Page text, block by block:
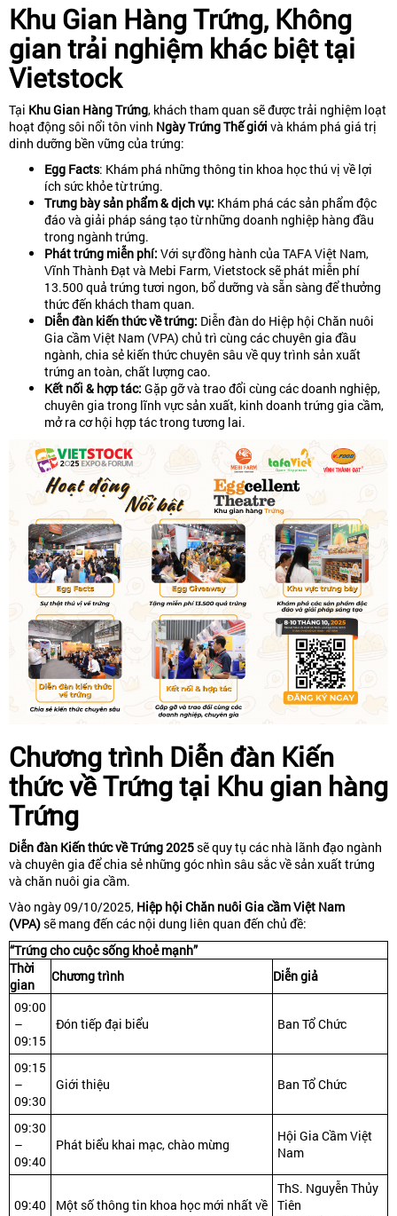
Khu Gian Hàng Trứng, Không
gian trải nghiệm khác biệt tại
Vietstock
Tại Khu Gian Hàng Trứng, khách tham quan sẽ được trải nghiệm loạt
hoạt động sôi nổi tôn vinh Ngày Trứng Thế giới và khám phá giá trị
dinh dưỡng bền vững của trứng:
Egg Facts: Khám phá những thông tin khoa học thú vị về lợi
ích sức khỏe từ trứng.
Trưng bày sản phẩm & dịch vụ: Khám phá các sản phẩm độc
đáo và giải pháp sáng tạo từ những doanh nghiệp hàng đầu
trong ngành trứng.
Phát trứng miễn phí: Với sự đồng hành của TAFA Việt Nam,
Vĩnh Thành Đạt và Mebi Farm, Vietstock sẽ phát miễn phí
13.500 quả trứng tươi ngon, bổ dưỡng và sẵn sàng để thưởng
thức đến khách tham quan.
Diễn đàn kiến thức về trứng: Diễn đàn do Hiệp hội Chăn nuôi
Gia cầm Việt Nam (VPA) chủ trì cùng các chuyên gia đầu
ngành, chia sẻ kiến thức chuyên sâu về quy trình sản xuất
trứng an toàn, chất lượng cao.
Kết nối & hợp tác: Gặp gỡ và trao đổi cùng các doanh nghiệp,
chuyên gia trong lĩnh vực sản xuất, kinh doanh trứng gia cầm,
mở ra cơ hội hợp tác trong tương lai.
Chương trình Diễn đàn Kiến
thức về Trứng tại Khu gian hàng
Trứng
Diễn đàn Kiến thức về Trứng 2025sẽ quy tụ các nhà lãnh đạo ngành
và chuyên gia để chia sẻ những góc nhìn sâu sắc về sản xuất trứng
và chăn nuôi gia cầm.
Vào ngày 09/10/2025, Hiệp hội Chăn nuôi Gia cầm Việt Nam
(VPA)sẽ mang đến các nội dung liên quan đến chủ đề:
“Trứng cho cuộc sống khoẻ mạnh”
Thời
gian
Chương trình
Diễn giả
09:00
–
09:15
Đón tiếp đại biểu Ban Tổ Chức
09:15
–
09:30
Giới thiệu Ban Tổ Chức
09:30
–
09:40
Phát biểu khai mạc, chào mừng
Hội Gia Cầm Việt
Nam
09:40
Một số thông tin khoa học mới nhất về
ThS. Nguyễn Thủy
Tiên